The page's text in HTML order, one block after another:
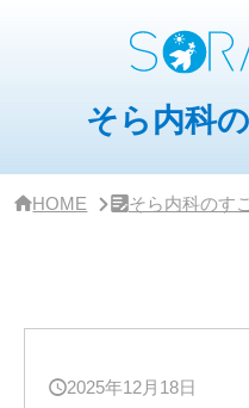
そら内科
HOME そら内科のす
2025年12月18日